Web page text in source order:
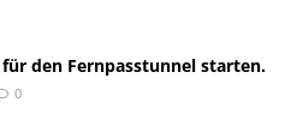
den Fernpasstunnel starten.
0